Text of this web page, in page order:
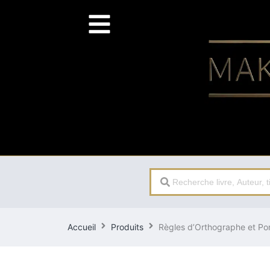
Search
Accueil Produits